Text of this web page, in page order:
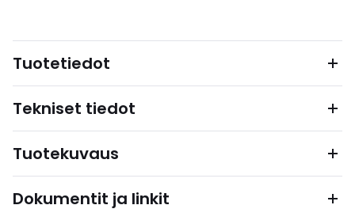
Tuotetiedot
Tekniset tiedot
Tuotekuvaus
Dokumentit ja linkit